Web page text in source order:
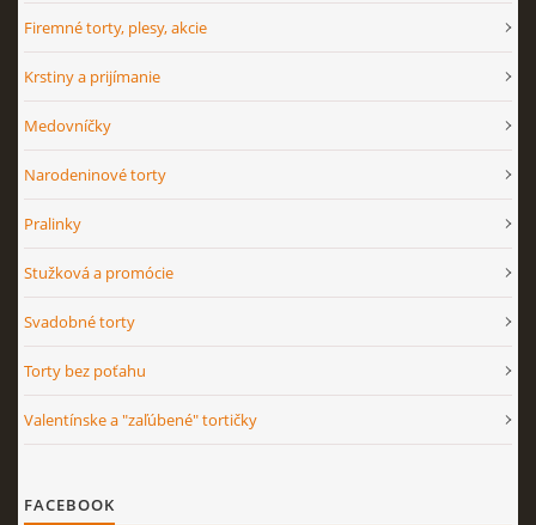
Firemné torty, plesy, akcie
Krstiny a prijímanie
Medovníčky
Narodeninové torty
Pralinky
Stužková a promócie
Svadobné torty
Torty bez poťahu
Valentínske a "zaľúbené" tortičky
FACEBOOK